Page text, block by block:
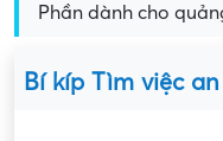
Phần dành cho
Bí kíp Tìm việc